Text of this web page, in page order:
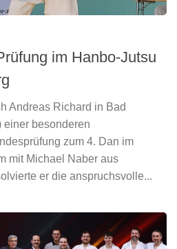
im Hanbo-Jutsu
Andreas Richard in Bad
einer besonderen
zum 4. Dan im
mit Michael Naber aus
er die anspruchsvolle...